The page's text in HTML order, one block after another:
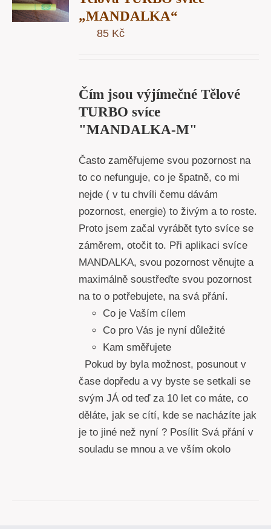
„MANDALKA“
85 Kč
Čím jsou výjímečné Tělové
TURBO svíce
"MANDALKA-M"
Často zaměřujeme svou pozornost na
to co nefunguje, co je špatně, co mi
nejde ( v tu chvíli čemu dávám
pozornost, energie) to živým a to roste.
Proto jsem začal vyrábět tyto svíce se
záměrem, otočit to. Při aplikaci svíce
MANDALKA, svou pozornost věnujte a
maximálně soustřeďte svou pozornost
na to o potřebujete, na svá přání.
Co je Vaším cílem
Co pro Vás je nyní důležité
Kam směřujete
Pokud by byla možnost, posunout v
čase dopředu a vy byste se setkali se
svým JÁ od teď za 10 let co máte, co
děláte, jak se cítí, kde se nacházíte jak
je to jiné než nyní ? Posílit Svá přání v
souladu se mnou a ve vším okolo